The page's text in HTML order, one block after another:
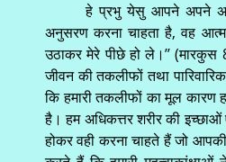
हे प्रभु येसु आपने अपने
अनुसरण करना चाहता है, वह
उठाकर मेरे पीछे हो ले।’’
जीवन की तकलीफों तथा
कि हमारी तकलीफों का मूल कारण
है। हम अधिकत्तर शरीर की
होकर वही करना चाहते हैं जो